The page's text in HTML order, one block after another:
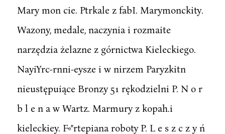
Mary mon cie. Ptrkale z fabI. Marymonckity.
Wazony, medale, naczynia i rozmaite
narzędzia żelazne z górnictwa Kieleckiego.
NayiYrc-rnni-eysze i w nirzem Paryzkitn
nieustępuiące Bronzy 51 rękodzielni P. N o r
b l e n a w Wartz. Marmury z kopah.i
kieleckiey. F«"rtepiana roboty P. L e s z c z y ń